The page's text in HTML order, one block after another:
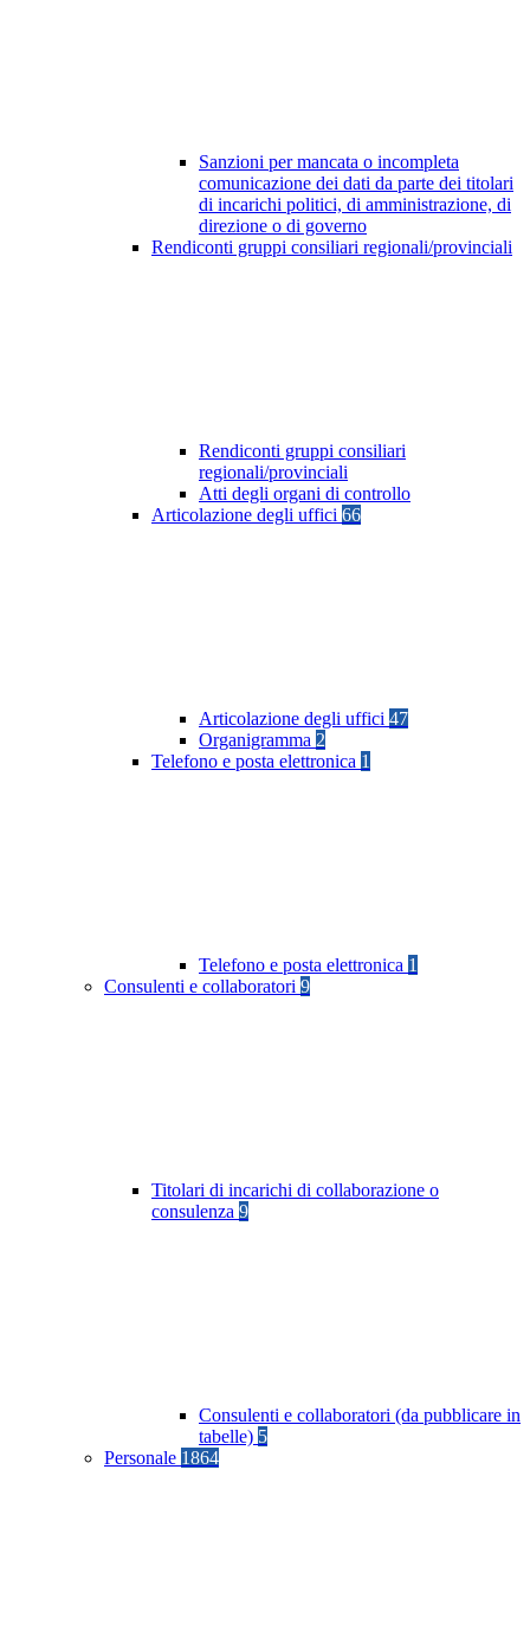
Sanzioni per mancata o incompleta
comunicazione dei dati da parte dei titolari
di incarichi politici, di amministrazione, di
direzione o di governo
Rendiconti gruppi consiliari regionali/provinciali
Rendiconti gruppi consiliari
regionali/provinciali
Atti degli organi di controllo
Articolazione degli uffici 66
Articolazione degli uffici 47
Organigramma 2
Telefono e posta elettronica 1
Telefono e posta elettronica 1
Consulenti e collaboratori 9
Titolari di incarichi di collaborazione o
consulenza 9
Consulenti e collaboratori (da pubblicare in
tabelle) 5
Personale 1864